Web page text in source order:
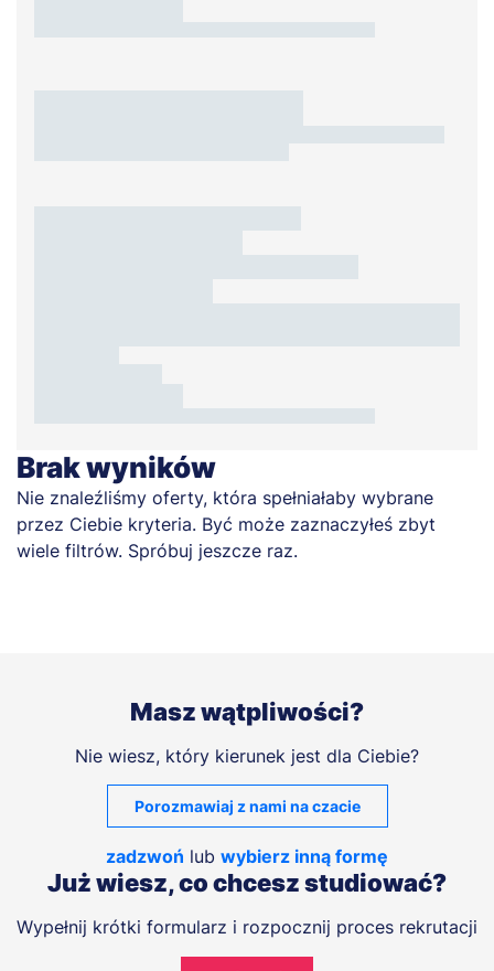
Brak wyników
Nie znaleźliśmy oferty, która spełniałaby wybrane
przez Ciebie kryteria. Być może zaznaczyłeś zbyt
wiele filtrów. Spróbuj jeszcze raz.
Masz wątpliwości?
Nie wiesz, który kierunek jest dla Ciebie?
Porozmawiaj z nami na czacie
zadzwoń lub wybierz inną formę
Już wiesz, co chcesz studiować?
Wypełnij krótki formularz i rozpocznij proces rekrutacji